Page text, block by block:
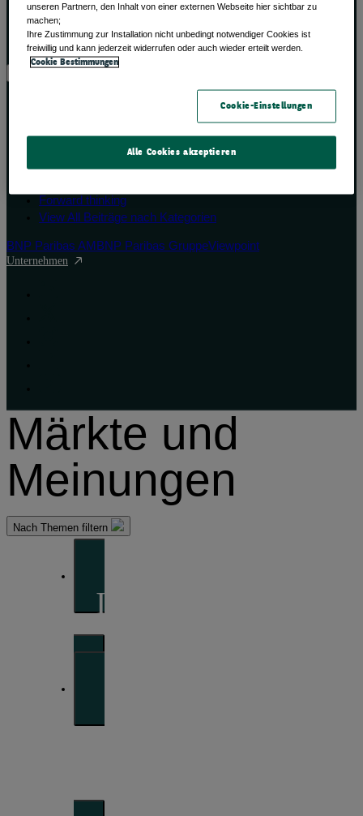
Alpha Enhanced ETFs
Next Gen ETFs
Alle ETFs
Beiträge nach
Kategorien
Front of mind
Forward thinking
View All Beiträge nach Kategorien
BNP Paribas AM BNP Paribas GruppeViewpoint
Unternehmen
Märkte und
Meinungen
Nach Themen filtern
Im Vordergrund
unseren Partnern, den Inhalt von einer externen Webseite hier sichtbar zu
machen;
​ Ihre Zustimmung zur Installation nicht unbedingt notwendiger Cookies ist
freiwillig und kann jederzeit widerrufen oder auch wieder erteilt werden.
Cookie Bestimmungen
Cookie-Einstellungen
Alle Cookies akzeptieren